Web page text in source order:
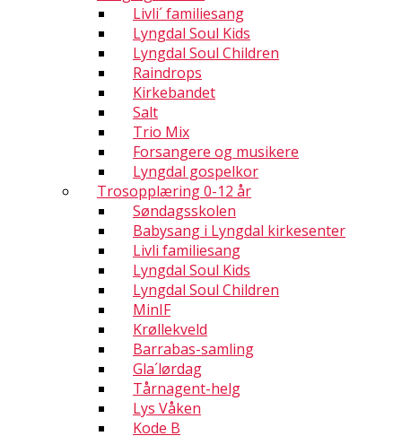
Livli´ familiesang
Lyngdal Soul Kids
Lyngdal Soul Children
Raindrops
Kirkebandet
Salt
Trio Mix
Forsangere og musikere
Lyngdal gospelkor
Trosopplæring 0-12 år
Søndagsskolen
Babysang i Lyngdal kirkesenter
Livli familiesang
Lyngdal Soul Kids
Lyngdal Soul Children
MinIF
Krøllekveld
Barrabas-samling
Gla´lørdag
Tårnagent-helg
Lys Våken
Kode B